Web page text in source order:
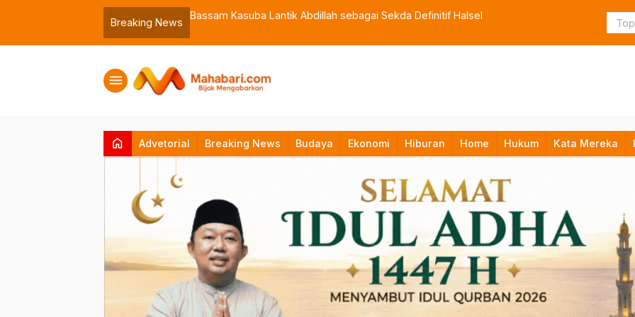
Breaking News
Bassam Kasuba Lantik Abdillah sebagai Sekda Definitif Halsel TNI
menu
home Advetorial Breaking News Budaya Ekonomi Hiburan Home Hukum Kata Mereka